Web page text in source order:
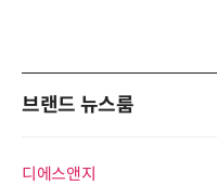
브랜드 뉴스룸
디에스앤지